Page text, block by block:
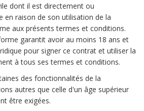
dont il est directement ou
en raison de son utilisation de la
aux présents termes et conditions.
garantit avoir au moins 18 ans et
pour signer ce contrat et utiliser la
à tous ses termes et conditions.
des fonctionnalités de la
autres que celle d'un âge supérieur
être exigées.